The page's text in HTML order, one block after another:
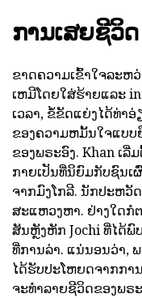
ການເສຍຊີວິດ
ຂາດຄວາມເຂົ້າໃຈລະຫ
ເຫມີໂດຍໃສ່ຮ້າຍແລະ
ເວລາ, ຂໍ້ຂັດແຍ່ງໄດ້ທ່າ
ຂອງຄວາມຫມັ້ນໃຈແບບ
ຂອງພຣະອົງ. Khan ເລີ່
ກາຍເປັນທີ່ນິຍົມກັບຊົນເ
ຈາກມົງໂກລີ. ນັກປະຫວັ
ສະແຫວງຫາ. ຢ່າງໃດກໍ
ສັນຫຼັງຫັກ Jochi ທີ່ໄດ້ພົ
ທີ່ການລ່າ. ແນ່ນອນວ່າ,
ໄດ້ຮັບປະໂຫຍດຈາກກາ
ຈະທໍາລາຍຊີວິດຂອງພຣ